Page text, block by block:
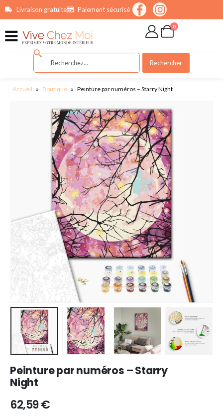
principalLivraison gratuite Paiement sécurisé
0
Rechercher
Accueil » Boutique » Peinture par numéros – Starry Night
Peinture par numéros – Starry
Night
62,59€